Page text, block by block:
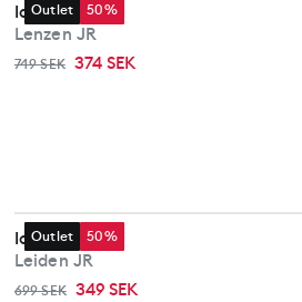
Outlet 50%
Icepeak
Lenzen JR
749 SEK 374 SEK
Outlet 50%
Icepeak
Leiden JR
699 SEK 349 SEK